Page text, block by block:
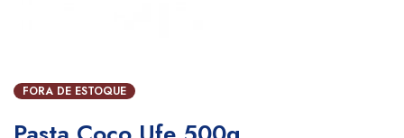
FORA DE ESTOQUE